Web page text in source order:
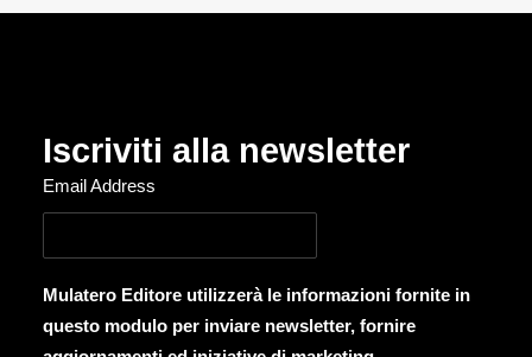
Iscriviti alla newsletter
Email Address
Mulatero Editore utilizzerà le informazioni fornite in
questo modulo per inviare newsletter, fornire